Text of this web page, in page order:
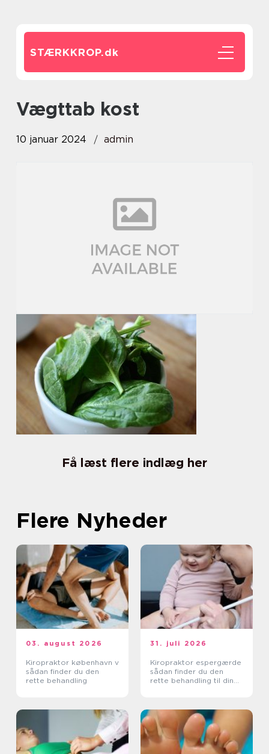
STÆRKKROP.dk
vægttab kost
10 januar 2024 admin
Få læst flere indlæg her
Flere Nyheder
03. august 2026
Kiropraktor københavn v
sådan finder du den
rette behandling
31. juli 2026
Kiropraktor espergærde
sådan finder du den
rette behandling til dine